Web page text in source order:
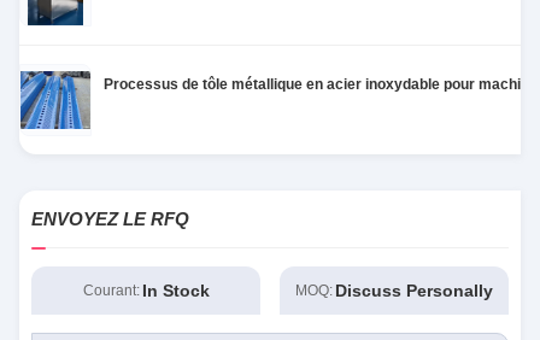
Processus de tôle métallique en acier inoxydable pour
ENVOYEZ LE RFQ
Courant: In Stock MOQ: Discuss Personally